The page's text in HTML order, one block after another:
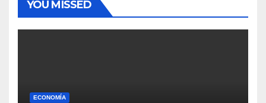
YOU MISSED
ECONOMÍA